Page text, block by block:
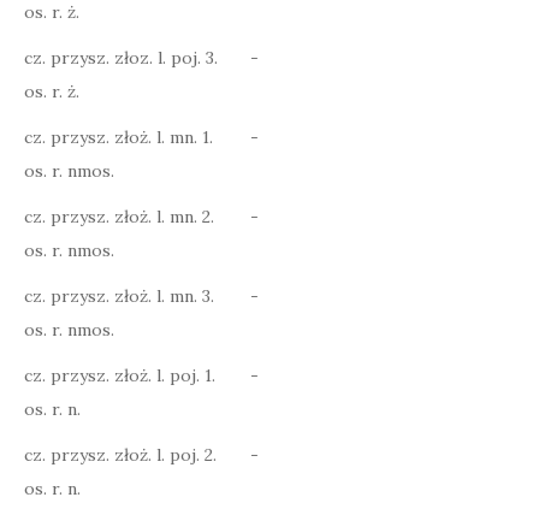
os. r. ż.
cz. przysz. złoz. l. poj. 3.
os. r. ż.
-
cz. przysz. złoż. l. mn. 1.
os. r. nmos.
-
cz. przysz. złoż. l. mn. 2.
os. r. nmos.
-
cz. przysz. złoż. l. mn. 3.
os. r. nmos.
-
cz. przysz. złoż. l. poj. 1.
os. r. n.
-
cz. przysz. złoż. l. poj. 2.
os. r. n.
-